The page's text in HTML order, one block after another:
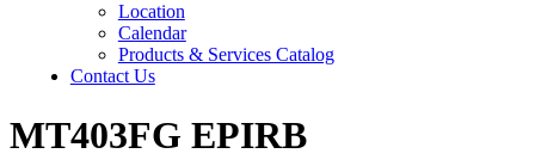
Location
Calendar
Products & Services Catalog
Contact Us
MT403FG EPIRB